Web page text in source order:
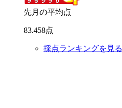
先月の平均点
83.458点
採点ランキングを見る